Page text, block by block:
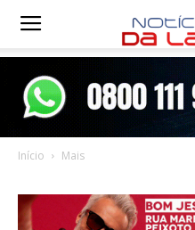
Notícias
Início Mais